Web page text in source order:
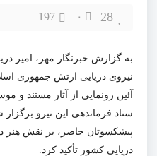
28 ۰ 197
به گزارش خبرنگار مهر، امیر
نیروی دریایی ارتش جمهوری
آئین رونمایی از آثار مستند و
ستاد فرماندهی این نیرو برگزار
پیشکسوتان حاضر، بر نقش هنر
دریایی کشور تأکید کرد.